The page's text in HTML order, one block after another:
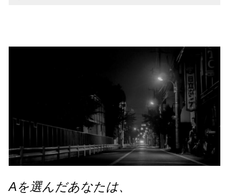
Aを選んだあなたは、